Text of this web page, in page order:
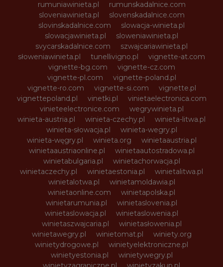
rumuniawinieta.pl
rumunskadalnice.com
sloveniawinieta.pl
slovenskadalnice.com
slovinskadalnice.com
slowacja-winieta.pl
slowacjawinieta.pl
sloweniawinieta.pl
svycarskadalnice.com
szwajcariawinieta.pl
słoweniawinieta.pl
tunellivigno.pl
vignette-at.com
vignette-bg.com
vignette-cz.com
vignette-pl.com
vignette-poland.pl
vignette-ro.com
vignette-si.com
vignette.pl
vignettepoland.pl
vinetki.pl
vinietaelectronica.com
vinieteelectronice.com
wegrywinieta.pl
winieta-austria.pl
winieta-czechy.pl
winieta-litwa.pl
winieta-słowacja.pl
winieta-wegry.pl
winieta-węgry.pl
winieta.org
winietaaustria.pl
winietaaustriaonline.pl
winietaautostradowa.pl
winietabulgaria.pl
winietachorwacja.pl
winietaczechy.pl
winietaestonia.pl
winietalitwa.pl
winietalotwa.pl
winietamoldawia.pl
winietaonline.com
winietapolska.pl
winietarumunia.pl
winietaslovenia.pl
winietaslowacja.pl
winietaslowenia.pl
winietaszwajcaria.pl
winietasłowenia.pl
winietawegry.pl
winietomat.pl
winiety.org
winietydrogowe.pl
winietyelektroniczne.pl
winietyestonia.pl
winietywegry.pl